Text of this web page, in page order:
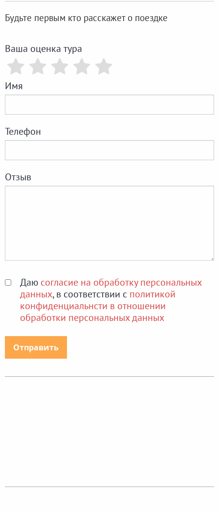
Будьте первым кто расскажет о поездке
Ваша оценка тура
Имя
Телефон
Отзыв
Даю согласие на обработку персональных
данных, в соответствии с политикой
конфиденциальнсти в отношении
обработки персональных данных